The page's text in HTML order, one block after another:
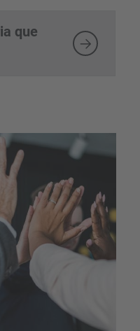
que